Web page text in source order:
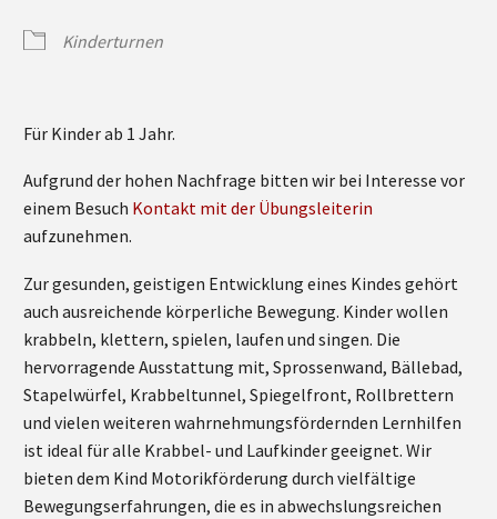
Kinderturnen
Für Kinder ab 1 Jahr.
Aufgrund der hohen Nachfrage bitten wir bei Interesse vor
einem Besuch Kontakt mit der Übungsleiterin
aufzunehmen.
Zur gesunden, geistigen Entwicklung eines Kindes gehört
auch ausreichende körperliche Bewegung. Kinder wollen
krabbeln, klettern, spielen, laufen und singen. Die
hervorragende Ausstattung mit, Sprossenwand, Bällebad,
Stapelwürfel, Krabbeltunnel, Spiegelfront, Rollbrettern
und vielen weiteren wahrnehmungsfördernden Lernhilfen
ist ideal für alle Krabbel- und Laufkinder geeignet. Wir
bieten dem Kind Motorikförderung durch vielfältige
Bewegungserfahrungen, die es in abwechslungsreichen